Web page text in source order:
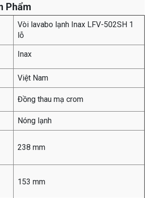
Phẩm
Vòi lavabo lạnh Inax LFV-502SH 1
lỗ
Inax
Việt Nam
Đồng thau mạ crom
Nóng lạnh
238 mm
153 mm